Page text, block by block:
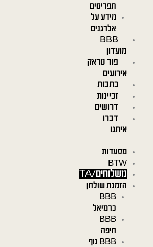
תפריטים
מידע על
אלרגנים
BBB
מועדון
פוד טראק
אירועים
כתבות
זכיינות
דרושים
דברו
איתנו
מסעדות
BTW
משלוחים/TA
הזמנת שולחן
BBB
כרמיאל
BBB
חיפה
BBB נוף